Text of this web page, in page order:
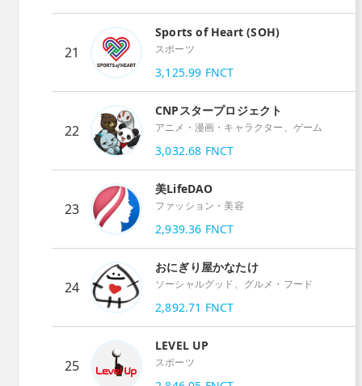
21
Sports of Heart (SOH)
スポーツ
3,125.99 FNCT
22
CNPスタープロジェクト
アニメ・漫画・キャラクター、ゲーム
3,032.68 FNCT
23
美LifeDAO
ファッション・美容
2,939.36 FNCT
24
おにぎり屋かなたけ
ソーシャルグッド、グルメ・フード
2,892.71 FNCT
25
LEVEL UP
スポーツ